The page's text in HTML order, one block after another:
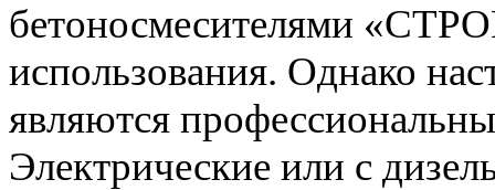
бетоносмесителями
использования. Однако
являются
Электрические или с